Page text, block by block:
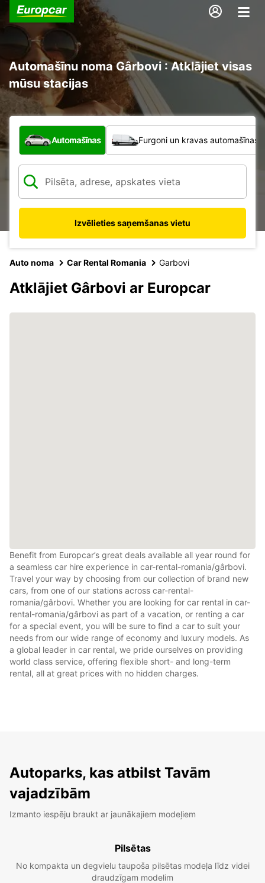
Automašīnu noma Gârbovi : Atklājiet visas
mūsu stacijas
Kāda veida transportlīdzeklis?
Automašīnas Furgoni un kravas automašīnas
Izvēlieties saņemšanas vietu
Auto noma Car Rental Romania Garbovi
Atklājiet Gârbovi ar Europcar
Benefit from Europcar’s great deals available all year round for
a seamless car hire experience in car-rental-romania/gârbovi.
Travel your way by choosing from our collection of brand new
cars, from one of our stations across car-rental-
romania/gârbovi. Whether you are looking for car rental in car-
rental-romania/gârbovi as part of a vacation, or renting a car
for a special event, you will be sure to find a car to suit your
needs from our wide range of economy and luxury models. As
a global leader in car rental, we pride ourselves on providing
world class service, offering flexible short- and long-term
rental, all at great prices with no hidden charges.
Autoparks, kas atbilst Tavām
vajadzībām
Izmanto iespēju braukt ar jaunākajiem modeļiem
Pilsētas
No kompakta un degvielu taupoša pilsētas modeļa līdz videi
draudzīgam modelim